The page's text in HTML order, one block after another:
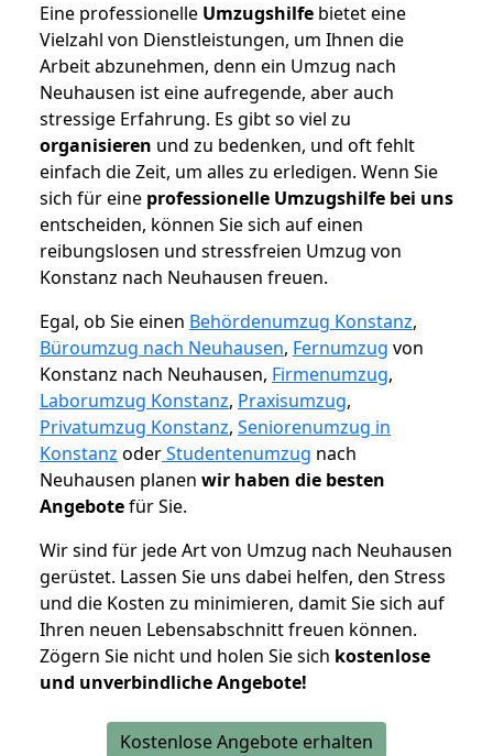
Eine professionelle Umzugshilfe bietet eine
Vielzahl von Dienstleistungen, um Ihnen die
Arbeit abzunehmen, denn ein Umzug nach
Neuhausen ist eine aufregende, aber auch
stressige Erfahrung. Es gibt so viel zu
organisieren und zu bedenken, und oft fehlt
einfach die Zeit, um alles zu erledigen. Wenn Sie
sich für eine professionelle Umzugshilfe bei uns
entscheiden, können Sie sich auf einen
reibungslosen und stressfreien Umzug von
Konstanz nach Neuhausen freuen.
Egal, ob Sie einen Behördenumzug Konstanz,
Büroumzug nach Neuhausen, Fernumzug von
Konstanz nach Neuhausen, Firmenumzug,
Laborumzug Konstanz, Praxisumzug,
Privatumzug Konstanz, Seniorenumzug in
Konstanz oderStudentenumzug nach
Neuhausen planen wir haben die besten
Angebotefür Sie.
Wir sind für jede Art von Umzug nach Neuhausen
gerüstet. Lassen Sie uns dabei helfen, den Stress
und die Kosten zu minimieren, damit Sie sich auf
Ihren neuen Lebensabschnitt freuen können.
Zögern Sie nicht und holen Sie sich kostenlose
und unverbindliche Angebote!
Kostenlose Angebote erhalten